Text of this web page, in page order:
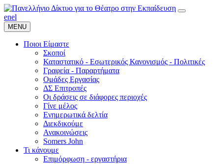
enel
MENU
Ποιοι Είμαστε
Σκοποί
Καταστατικό - Εσωτερικός Κανονισμός - Πολιτικές
Γραφεία - Παραρτήματα
Ομάδες Εργασίας
ΔΣ Επιτροπές
Οι δράσεις σε διάφορες περιοχές
Γίνε μέλος
Ενημερωτικά δελτία
Διεκδικούμε
Ανακοινώσεις
Somers John
Τι κάνουμε
Επιμόρφωση - εργαστήρια